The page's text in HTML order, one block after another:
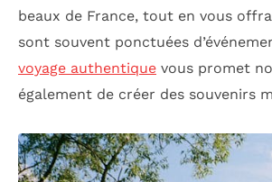
beaux de France, tout en vous
sont souvent ponctuées
voyage authentique vous promet
également de créer des souvenirs